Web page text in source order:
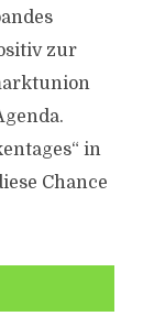
zur
in
Chance